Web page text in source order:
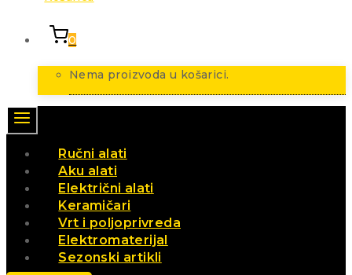
0
Nema proizvoda u košarici.
Ručni alati
Aku alati
Električni alati
Keramičari
Vrt i poljoprivreda
Elektromaterijal
Sezonski artikli